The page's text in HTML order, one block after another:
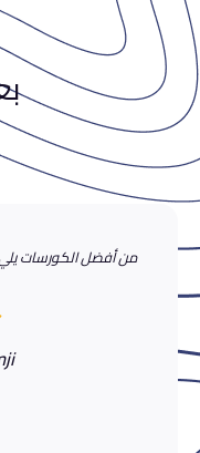
من أفضل الكورسات يلي